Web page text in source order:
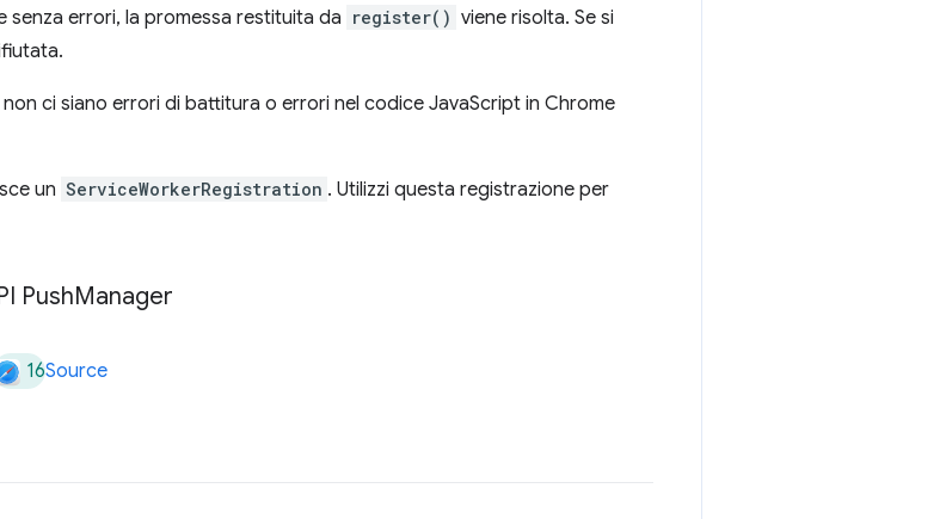
senza errori, la promessa restituita da register() viene risolta. Se si
ci siano errori di battitura o errori nel codice JavaScript in Chrome
un ServiceWorkerRegistration . Utilizzi questa registrazione per
PushManager
16Source